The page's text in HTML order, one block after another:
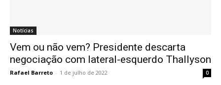
Notícias
Vem ou não vem? Presidente descarta
negociação com lateral-esquerdo Thallyson
Rafael Barreto - 1 de julho de 2022 0